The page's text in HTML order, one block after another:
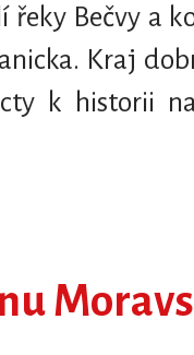
řeky Bečvy a
Kraj
k historii